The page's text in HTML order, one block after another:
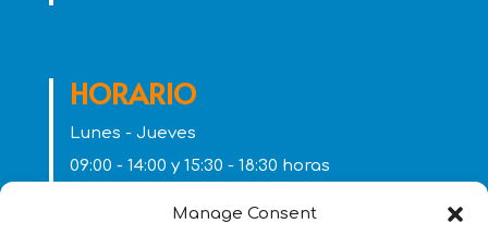
Manage Consent
HORARIO
Lunes - Jueves
09:00 - 14:00 y 15:30 - 18:30 horas